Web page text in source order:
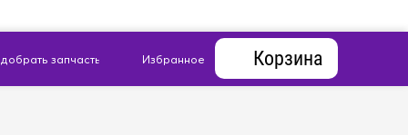
Корзина